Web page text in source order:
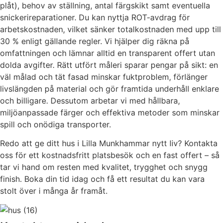
plåt), behov av ställning, antal färgskikt samt eventuella
snickerireparationer. Du kan nyttja ROT-avdrag för
arbetskostnaden, vilket sänker totalkostnaden med upp till
30 % enligt gällande regler. Vi hjälper dig räkna på
omfattningen och lämnar alltid en transparent offert utan
dolda avgifter. Rätt utfört måleri sparar pengar på sikt: en
väl målad och tät fasad minskar fuktproblem, förlänger
livslängden på material och gör framtida underhåll enklare
och billigare. Dessutom arbetar vi med hållbara,
miljöanpassade färger och effektiva metoder som minskar
spill och onödiga transporter.
Redo att ge ditt hus i Lilla Munkhammar nytt liv? Kontakta
oss för ett kostnadsfritt platsbesök och en fast offert – så
tar vi hand om resten med kvalitet, trygghet och snygg
finish. Boka din tid idag och få ett resultat du kan vara
stolt över i många år framåt.